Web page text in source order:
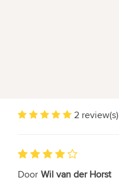
2 review(s)
Door Wil van der Horst